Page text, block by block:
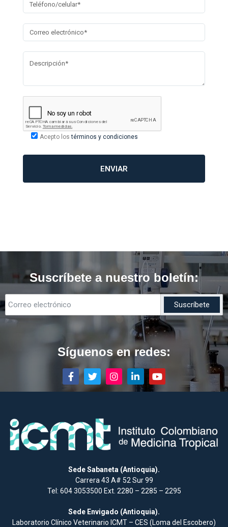
Acepto lostérminos y condiciones
Suscríbete a nuestro boletín:
Síguenos en redes:
Sede Sabaneta (Antioquia).
Carrera 43 A# 52 Sur 99
Tel: 604 3053500 Ext. 2280 – 2285 – 2295
Sede Envigado (Antioquia).
Laboratorio Clínico Veterinario ICMT – CES (Loma del Escobero)